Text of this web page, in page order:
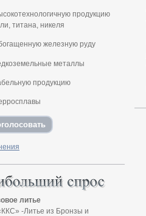
продукцию
титана, никеля
железную руду
металлы
продукцию
литье
-Литье из Бронзы и